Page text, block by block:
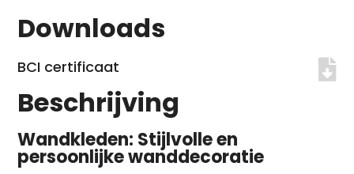
Beschrijving
Wandkleden: Stijlvolle en
persoonlijke wanddecoratie
Downloads
BCI certificaat